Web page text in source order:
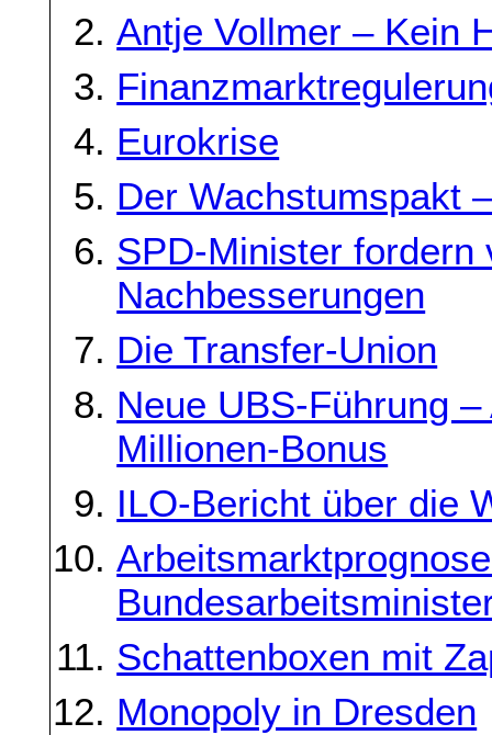
Antje Vollmer – Kein
Eurokrise
Der Wachstumspakt
SPD-Minister fordern
Nachbesserungen
Die Transfer-Union
Neue UBS-Führung
Millionen-Bonus
ILO-Bericht über die
Schattenboxen mit
Monopoly in Dresden